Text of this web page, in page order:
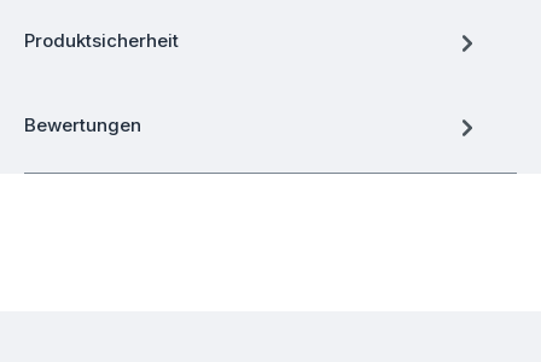
Produktsicherheit
Bewertungen